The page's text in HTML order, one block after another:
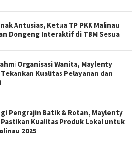
Antusias, Ketua TP PKK Malinau
Dongeng Interaktif di TBM Sesua
Organisasi Wanita, Maylenty
Kualitas Pelayanan dan
Pengrajin Batik & Rotan, Maylenty
Pastikan Kualitas Produk Lokal untuk
2025